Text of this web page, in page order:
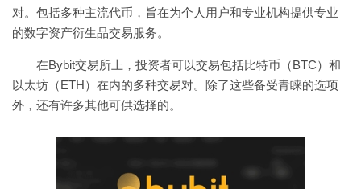
对。包括多种主流代币，旨在为个人用户和专业机构提供专业
的数字资产衍生品交易服务。
在Bybit交易所上，投资者可以交易包括比特币（BTC）和
以太坊（ETH）在内的多种交易对。除了这些备受青睐的选项
外，还有许多其他可供选择的。